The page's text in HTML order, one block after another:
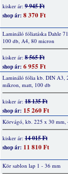
kisker ár: 9 945 Ft
shop ár: 8 370 Ft
Lamináló fóliatáska Dahle
100 db, A4, 80 micron
kisker ár: 8 565 Ft
shop ár: 6 955 Ft
Lamináló fólia kb. DIN A3,
mikron, matt, 100 db
kisker ár: 18 135 Ft
shop ár: 15 260 Ft
Körvágó, kb. 225 x 30 mm,
kisker ár: 14 015 Ft
shop ár: 11 810 Ft
Kör sablon lap 1 - 36 mm